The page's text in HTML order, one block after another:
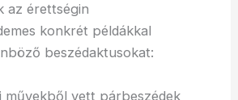
az érettségin
konkrét példákkal
beszédaktusokat:
művekből vett párbeszédek